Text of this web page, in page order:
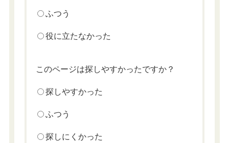
ふつう
役に立たなかった
このページは探しやすかったですか？
探しやすかった
ふつう
探しにくかった